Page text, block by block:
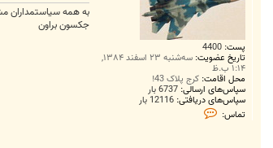
پست: 4400
تاریخ عضویت: سه‌شنبه ۲۳ اسفند ۱۳۸۴,
۱:۱۴ ب.ظ
محل اقامت: کرج پلاک 43!
سپاس‌های ارسالی: 6737 بار
سپاس‌های دریافتی: 12116 بار
تماس:
ت
به همه سياستمداران
جکسون براون